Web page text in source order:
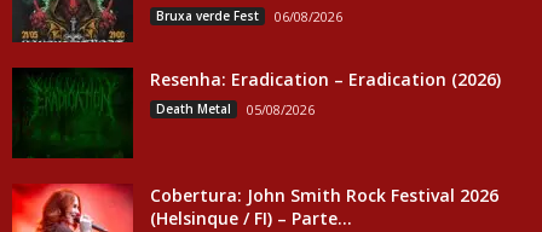
Bruxa verde Fest 06/08/2026
Resenha: Eradication – Eradication (2026)
Death Metal 05/08/2026
Cobertura: John Smith Rock Festival 2026
(Helsinque / FI) – Parte...